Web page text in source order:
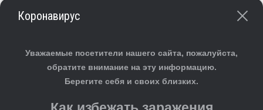
Коронавирус
Уважаемые посетители нашего сайта, пожалуйста,
обратите внимание на эту информацию.
Берегите себя и своих близких.
ГЛАВНАЯ»ФАЙЛЫ
СКАЧАТЬ СЦЕНУ ДЛЯ ММД [MMD] STEVEN
UNIVERSE (MAP)- OCEAN (NIGHT) (DL)